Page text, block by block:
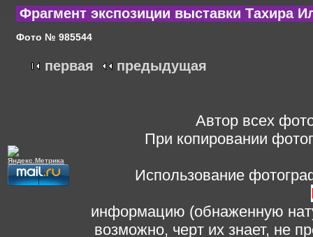
Фрагмент экспозиции выставки Тахира
Фото № 985544
первая предыдущая
Автор всех
При копировании
Использование
информацию (обнаженную
возможно, черт их знает, не